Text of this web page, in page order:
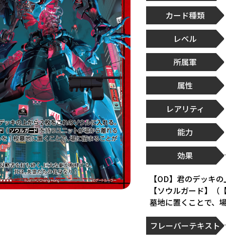
カード種類
レベル
所属軍
属性
レアリティ
能力
効果
【OD】君のデッキ
【ソウルガード】
墓地に置くことで、
フレーバーテキスト